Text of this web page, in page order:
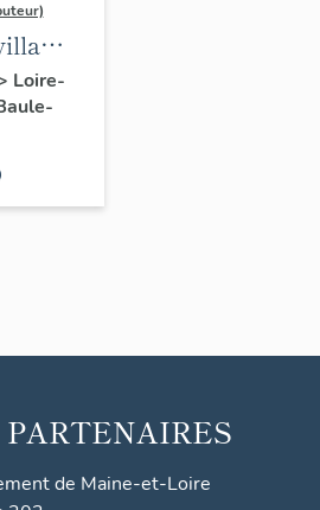
de
Loire-
PARTENAIRES
de Maine-et-Loire